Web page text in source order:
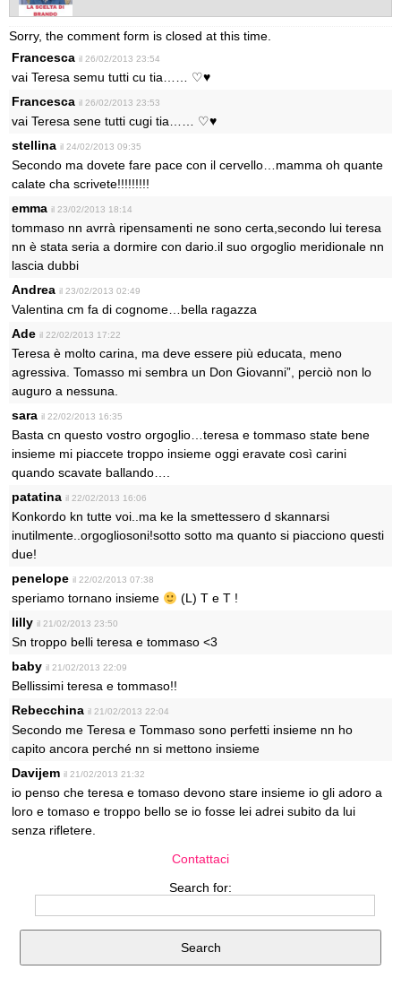
Sorry, the comment form is closed at this time.
Francesca il 26/02/2013 23:54
vai Teresa semu tutti cu tia…… ♡♥
Francesca il 26/02/2013 23:53
vai Teresa sene tutti cugi tia…… ♡♥
stellina il 24/02/2013 09:35
Secondo ma dovete fare pace con il cervello…mamma oh quante
calate cha scrivete!!!!!!!!!
emma il 23/02/2013 18:14
tommaso nn avrrà ripensamenti ne sono certa,secondo lui teresa
nn è stata seria a dormire con dario.il suo orgoglio meridionale nn
lascia dubbi
Andrea il 23/02/2013 02:49
Valentina cm fa di cognome…bella ragazza
Ade il 22/02/2013 17:22
Teresa è molto carina, ma deve essere più educata, meno
agressiva. Tomasso mi sembra un Don Giovanni”, perciò non lo
auguro a nessuna.
sara il 22/02/2013 16:35
Basta cn questo vostro orgoglio…teresa e tommaso state bene
insieme mi piaccete troppo insieme oggi eravate così carini
quando scavate ballando….
patatina il 22/02/2013 16:06
Konkordo kn tutte voi..ma ke la smettessero d skannarsi
inutilmente..orgogliosoni!sotto sotto ma quanto si piacciono questi
due!
penelope il 22/02/2013 07:38
speriamo tornano insieme
(L) T e T !
lilly il 21/02/2013 23:50
Sn troppo belli teresa e tommaso <3
baby il 21/02/2013 22:09
Bellissimi teresa e tommaso!!
Rebecchina il 21/02/2013 22:04
Secondo me Teresa e Tommaso sono perfetti insieme nn ho
capito ancora perché nn si mettono insieme
Davijem il 21/02/2013 21:32
io penso che teresa e tomaso devono stare insieme io gli adoro a
loro e tomaso e troppo bello se io fosse lei adrei subito da lui
senza rifletere.
Contattaci
Search for: